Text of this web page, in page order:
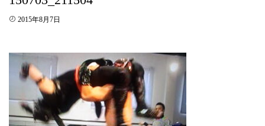
2015年8月7日